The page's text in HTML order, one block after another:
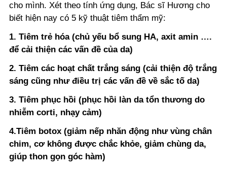
cho mình. Xét theo tính ứng dụng, Bác sĩ Hương cho
biết hiện nay có 5 kỹ thuật tiêm thẩm mỹ:
1. Tiêm trẻ hóa (chủ yếu bổ sung HA, axit amin ….
để cải thiện các vấn đề của da)
2. Tiêm các hoạt chất trắng sáng (cải thiện độ trắng
sáng cũng như điều trị các vấn đề về sắc tố da)
3. Tiêm phục hồi (phục hồi làn da tổn thương do
nhiễm corti, nhạy cảm)
4.Tiêm botox (giảm nếp nhăn động như vùng chân
chim, cơ không được chắc khỏe, giảm chùng da,
giúp thon gọn góc hàm)